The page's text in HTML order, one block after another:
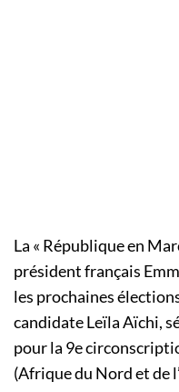
La « République en
président français
les prochaines
candidate Leïla Aïchi,
pour la 9e
(Afrique du Nord et de